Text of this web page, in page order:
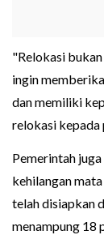
"Relokasi
ingin
dan memiliki
relokasi kepada
Pemerintah
kehilangan
telah disiapkan
menampung 18